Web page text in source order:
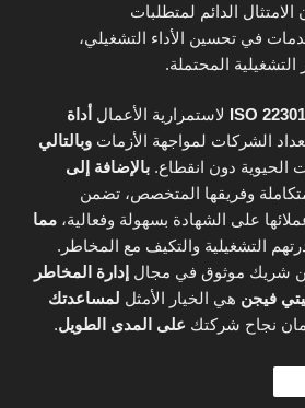
الدائم لمتطلبات
في تحسين الأداء التشغيلي،
المحتملة.
لاستمرارية الأعمال أداة
الشركات لمواجهة الأزمات وبالتالي
الحيوية دون انقطاع. بالإضافة إلى
وفريقها المتخصص، تضمن
على الشهادة بسهولة وفعالية، مما
التشغيلية والتكيف مع المخاطر.
شريك موثوق في مجال إدارة المخاطر
فيجن هي الخيار الأمثل لمساعدتك
نجاح شركتك على المدى الطويل.